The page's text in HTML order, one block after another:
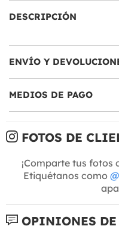
DESCRIPCIÓN
ENVÍO Y
MEDIOS DE PAGO
FOTOS DE
¡Comparte tus fotos
Etiquétanos como
OPINIONES